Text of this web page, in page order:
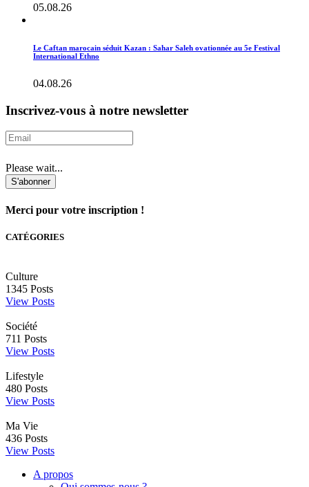
05.08.26
Le Caftan marocain séduit Kazan : Sahar Saleh ovationnée au 5e Festival
International Ethno
04.08.26
Inscrivez-vous à notre newsletter
Please wait...
S'abonner
Merci pour votre inscription !
CATÉGORIES
Culture
1345 Posts
View Posts
Société
711 Posts
View Posts
Lifestyle
480 Posts
View Posts
Ma Vie
436 Posts
View Posts
A propos